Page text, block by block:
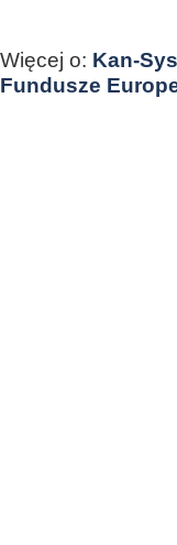
Więcej o: Kan-
Fundusze